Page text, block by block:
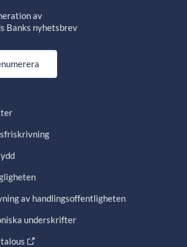
av
Banks nyhetsbrev
av handlingsoffentligheten
underskrifter